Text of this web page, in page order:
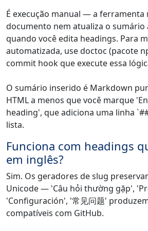
É execução manual — a ferramenta
documento nem atualiza o
quando você edita headings. Para
automatizada, use doctoc (pacote
commit hook que execute essa
O sumário inserido é Markdown
HTML a menos que você marque
heading', que adiciona uma linha
lista.
Funciona com headings
em inglês?
Sim. Os geradores de slug
Unicode — 'Câu hỏi thường gặp',
'Configuración', '常见问题'
compatíveis com GitHub.